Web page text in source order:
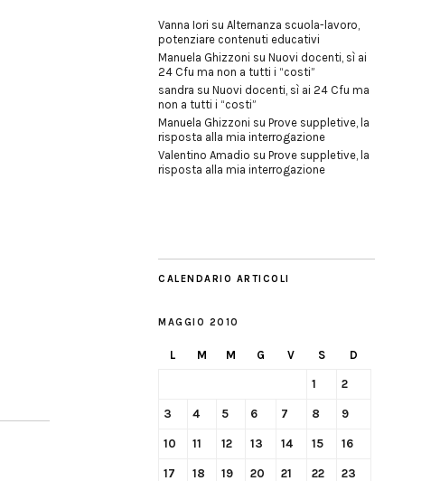
Vanna Iori su Alternanza scuola-lavoro,
potenziare contenuti educativi
Manuela Ghizzoni su Nuovi docenti, sì ai
24 Cfu ma non a tutti i “costi”
sandra su Nuovi docenti, sì ai 24 Cfu ma
non a tutti i “costi”
Manuela Ghizzoni su Prove suppletive, la
risposta alla mia interrogazione
Valentino Amadio su Prove suppletive, la
risposta alla mia interrogazione
CALENDARIO ARTICOLI
MAGGIO 2010
L M M G V S D
1 2
3 4 5 6 7 8 9
10 11 12 13 14 15 16
17 18 19 20 21 22 23